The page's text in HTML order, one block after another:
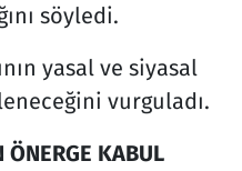
söyledi.
yasal ve siyasal
vurguladı.
KABUL